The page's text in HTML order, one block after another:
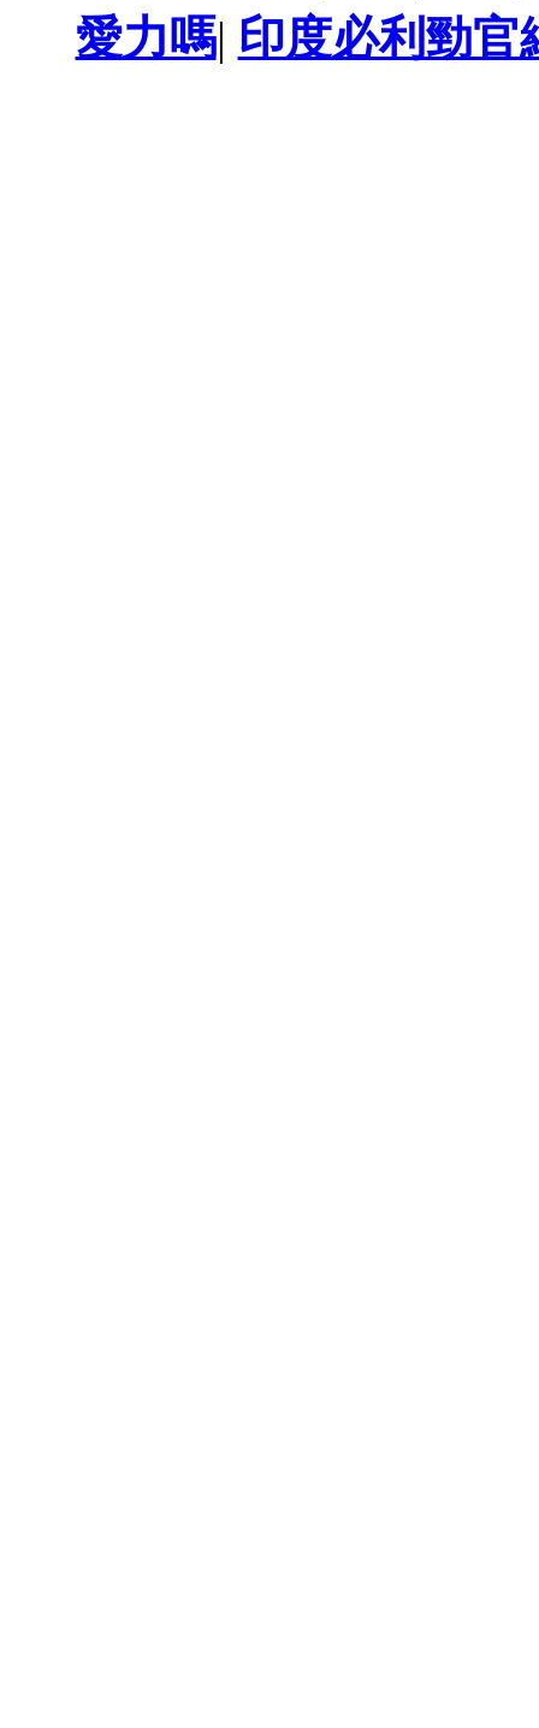
愛力嗎| 印度必利勁官